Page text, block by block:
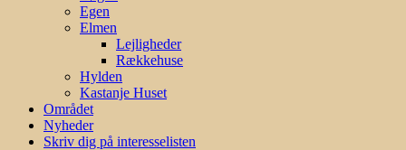
Egen
Elmen
Lejligheder
Rækkehuse
Hylden
Kastanje Huset
Området
Nyheder
Skriv dig på interesselisten